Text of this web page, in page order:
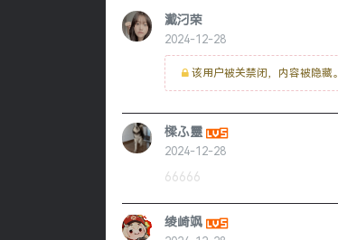
瀻汈荣
2024-12-28
该用户被关禁闭，内容被隐藏。
樑ふ靈
2024-12-28
66666
绫崎飒